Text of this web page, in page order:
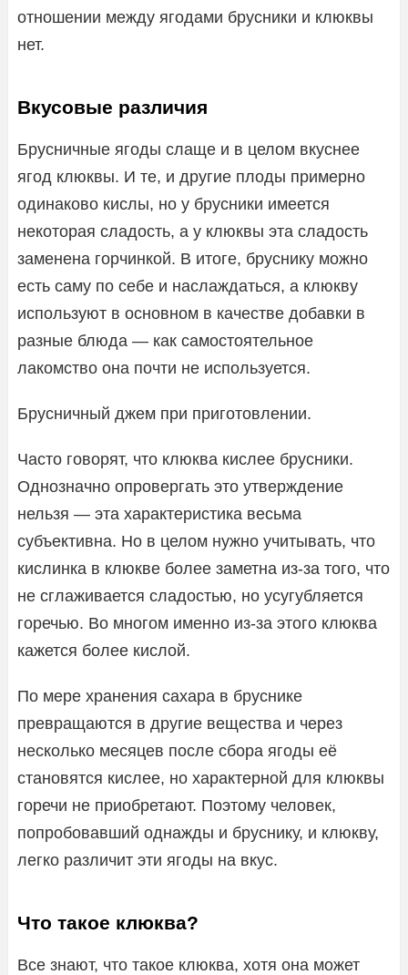
отношении между ягодами брусники и клюквы
нет.
Вкусовые различия
Брусничные ягоды слаще и в целом вкуснее
ягод клюквы. И те, и другие плоды примерно
одинаково кислы, но у брусники имеется
некоторая сладость, а у клюквы эта сладость
заменена горчинкой. В итоге, бруснику можно
есть саму по себе и наслаждаться, а клюкву
используют в основном в качестве добавки в
разные блюда — как самостоятельное
лакомство она почти не используется.
Брусничный джем при приготовлении.
Часто говорят, что клюква кислее брусники.
Однозначно опровергать это утверждение
нельзя — эта характеристика весьма
субъективна. Но в целом нужно учитывать, что
кислинка в клюкве более заметна из-за того, что
не сглаживается сладостью, но усугубляется
горечью. Во многом именно из-за этого клюква
кажется более кислой.
По мере хранения сахара в бруснике
превращаются в другие вещества и через
несколько месяцев после сбора ягоды её
становятся кислее, но характерной для клюквы
горечи не приобретают. Поэтому человек,
попробовавший однажды и бруснику, и клюкву,
легко различит эти ягоды на вкус.
Что такое клюква?
Все знают, что такое клюква, хотя она может